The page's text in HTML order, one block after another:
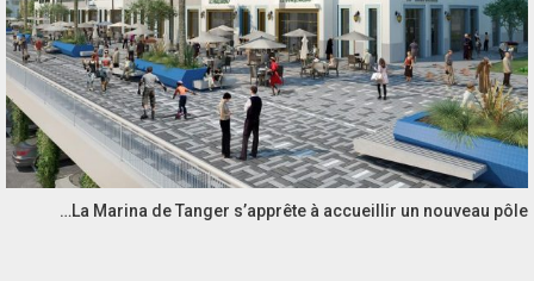
La Marina de Tanger s’apprête à accueillir un nouveau pôle…